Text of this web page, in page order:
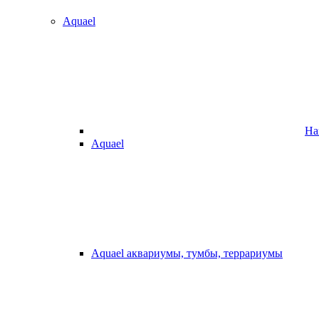
Aquael
Aquael
Aquael аквариумы, тумбы, террариумы